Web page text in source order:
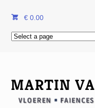
€ 0.00